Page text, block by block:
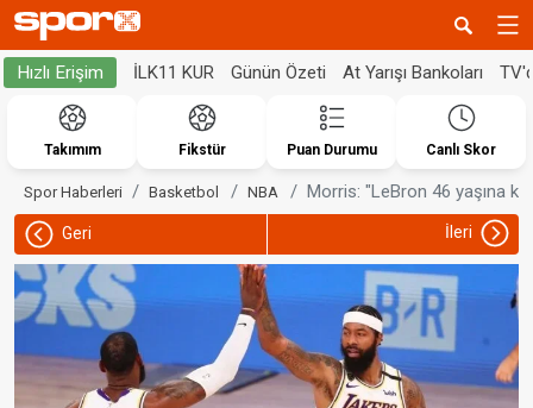
Hızlı Erişim İLK11 KUR Günün Özeti At Yarışı Bankoları
Takımım Fikstür Puan Durumu Canlı Skor
Spor Haberleri Basketbol NBA Morris: "LeBron 46 yaşına
Geri İleri